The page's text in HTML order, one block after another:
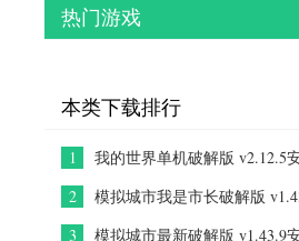
热门游戏
本类下载排行
1
我的世界单机破解版 v2.12.5
2
模拟城市我是市长破解版
3
模拟城市最新破解版 v1.43.9